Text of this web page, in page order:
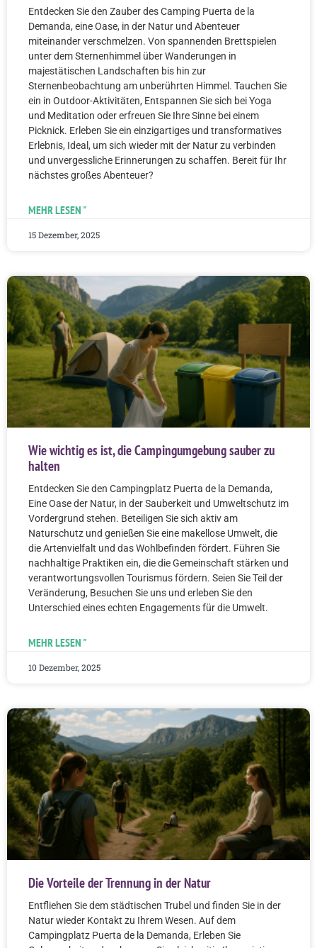
Entdecken Sie den Zauber des Camping Puerta de la
Demanda, eine Oase, in der Natur und Abenteuer
miteinander verschmelzen. Von spannenden Brettspielen
unter dem Sternenhimmel über Wanderungen in
majestätischen Landschaften bis hin zur
Sternenbeobachtung am unberührten Himmel. Tauchen Sie
ein in Outdoor-Aktivitäten, Entspannen Sie sich bei Yoga
und Meditation oder erfreuen Sie Ihre Sinne bei einem
Picknick. Erleben Sie ein einzigartiges und transformatives
Erlebnis, Ideal, um sich wieder mit der Natur zu verbinden
und unvergessliche Erinnerungen zu schaffen. Bereit für Ihr
nächstes großes Abenteuer?
MEHR LESEN "
15 Dezember, 2025
Wie wichtig es ist, die Campingumgebung sauber zu
halten
Entdecken Sie den Campingplatz Puerta de la Demanda,
Eine Oase der Natur, in der Sauberkeit und Umweltschutz im
Vordergrund stehen. Beteiligen Sie sich aktiv am
Naturschutz und genießen Sie eine makellose Umwelt, die
die Artenvielfalt und das Wohlbefinden fördert. Führen Sie
nachhaltige Praktiken ein, die die Gemeinschaft stärken und
verantwortungsvollen Tourismus fördern. Seien Sie Teil der
Veränderung, Besuchen Sie uns und erleben Sie den
Unterschied eines echten Engagements für die Umwelt.
MEHR LESEN "
10 Dezember, 2025
Die Vorteile der Trennung in der Natur
Entfliehen Sie dem städtischen Trubel und finden Sie in der
Natur wieder Kontakt zu Ihrem Wesen. Auf dem
Campingplatz Puerta de la Demanda, Erleben Sie